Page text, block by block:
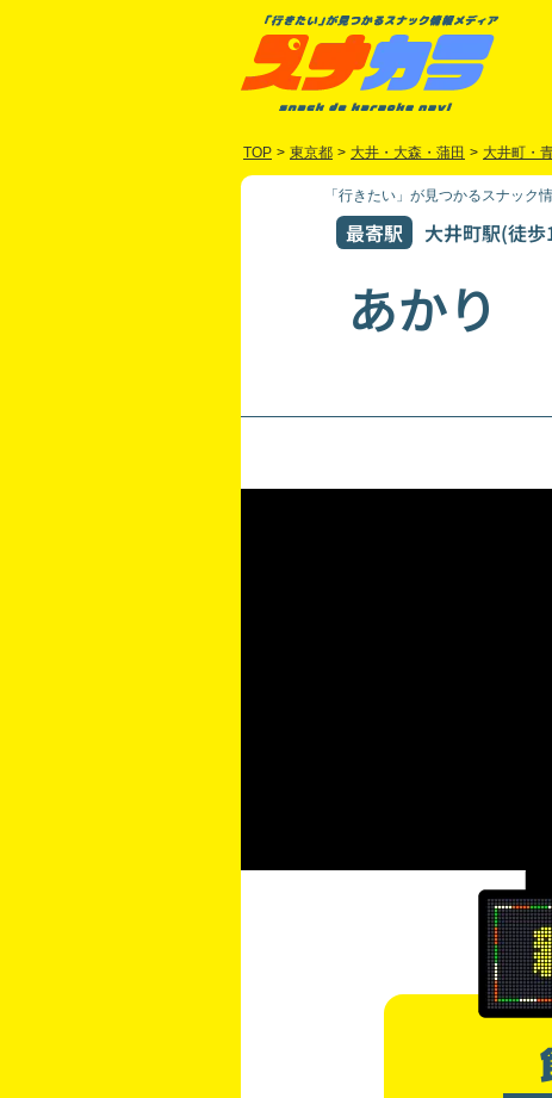
TOP > 東京都 > 大井・大森・蒲田 > 大井町・
「行きたい」が見つかるスナック
最寄駅 大井町駅(徒歩
あかり